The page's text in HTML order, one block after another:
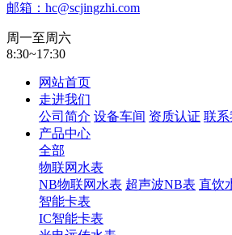
邮箱：hc@scjingzhi.com
周一至周六
8:30~17:30
网站首页
走进我们
公司简介 设备车间 资质认证 联系
产品中心
全部
物联网水表
NB物联网水表 超声波NB表 直饮
智能卡表
IC智能卡表